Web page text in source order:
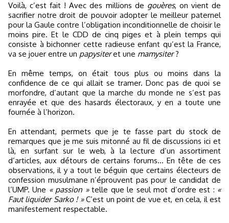
Voilà, c’est fait ! Avec des millions de gouères, on vient de
sacrifier notre droit de pouvoir adopter le meilleur paternel
pour la Gaule contre l’obligation inconditionnelle de choisir le
moins pire. Et le CDD de cinq piges et à plein temps qui
consiste à bichonner cette radieuse enfant qu’est la France,
va se jouer entre un papysiteret une mamysiter?
En même temps, on était tous plus ou moins dans la
confidence de ce qui allait se tramer. Donc pas de quoi se
morfondre, d’autant que la marche du monde ne s’est pas
enrayée et que des hasards électoraux, y en a toute une
fournée à l’horizon.
En attendant, permets que je te fasse part du stock de
remarques que je me suis mitonné au fil de discussions ici et
là, en surfant sur le web, à la lecture d’un assortiment
d’articles, aux détours de certains forums… En tête de ces
observations, il y a tout le béguin que certains électeurs de
confession musulmane n’éprouvent pas pour le candidat de
l’UMP. Une « passion »telle que le seul mot d’ordre est : «
Faut liquider Sarko ! »C’est un point de vue et, en cela, il est
manifestement respectable.